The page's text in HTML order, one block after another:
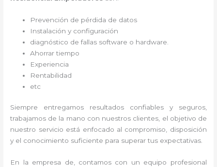
Prevención de pérdida de datos
Instalación y configuración
diagnóstico de fallas software o hardware
Ahorrar tiempo
Experiencia
Rentabilidad
etc
Siempre entregamos resultados confiables y seguros,
trabajamos de la mano con nuestros clientes, el objetivo de
nuestro servicio está enfocado al compromiso, disposición
y el conocimiento suficiente para superar tus expectativas.
En la empresa de , contamos con un equipo profesional